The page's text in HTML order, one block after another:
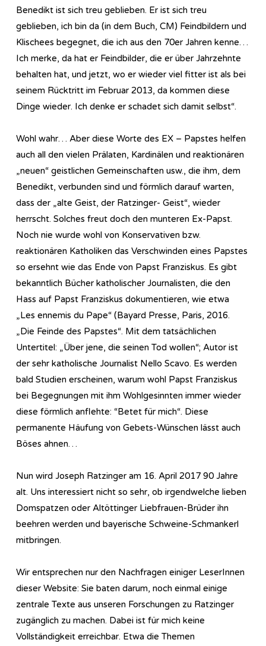
Benedikt ist sich treu geblieben. Er ist sich treu
geblieben, ich bin da (in dem Buch, CM) Feindbildern und
Klischees begegnet, die ich aus den 70er Jahren kenne…
Ich merke, da hat er Feindbilder, die er über Jahrzehnte
behalten hat, und jetzt, wo er wieder viel fitter ist als bei
seinem Rücktritt im Februar 2013, da kommen diese
Dinge wieder. Ich denke er schadet sich damit selbst“.
Wohl wahr… Aber diese Worte des EX – Papstes helfen
auch all den vielen Prälaten, Kardinälen und reaktionären
„neuen“ geistlichen Gemeinschaften usw., die ihm, dem
Benedikt, verbunden sind und förmlich darauf warten,
dass der „alte Geist, der Ratzinger- Geist“, wieder
herrscht. Solches freut doch den munteren Ex-Papst.
Noch nie wurde wohl von Konservativen bzw.
reaktionären Katholiken das Verschwinden eines Papstes
so ersehnt wie das Ende von Papst Franziskus. Es gibt
bekanntlich Bücher katholischer Journalisten, die den
Hass auf Papst Franziskus dokumentieren, wie etwa
„Les ennemis du Pape“ (Bayard Presse, Paris, 2016.
„Die Feinde des Papstes“. Mit dem tatsächlichen
Untertitel: „Über jene, die seinen Tod wollen“; Autor ist
der sehr katholische Journalist Nello Scavo. Es werden
bald Studien erscheinen, warum wohl Papst Franziskus
bei Begegnungen mit ihm Wohlgesinnten immer wieder
diese förmlich anflehte: “Betet für mich“. Diese
permanente Häufung von Gebets-Wünschen lässt auch
Böses ahnen…
Nun wird Joseph Ratzinger am 16. April 2017 90 Jahre
alt. Uns interessiert nicht so sehr, ob irgendwelche lieben
Domspatzen oder Altöttinger Liebfrauen-Brüder ihn
beehren werden und bayerische Schweine-Schmankerl
mitbringen.
Wir entsprechen nur den Nachfragen einiger LeserInnen
dieser Website: Sie baten darum, noch einmal einige
zentrale Texte aus unseren Forschungen zu Ratzinger
zugänglich zu machen. Dabei ist für mich keine
Vollständigkeit erreichbar. Etwa die Themen